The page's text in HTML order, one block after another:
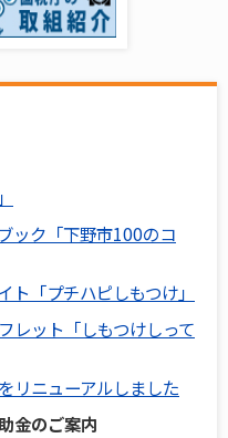
ック「下野市100のコ
「プチハピしもつけ」
レット「しもつけしって
リニューアルしました
金のご案内